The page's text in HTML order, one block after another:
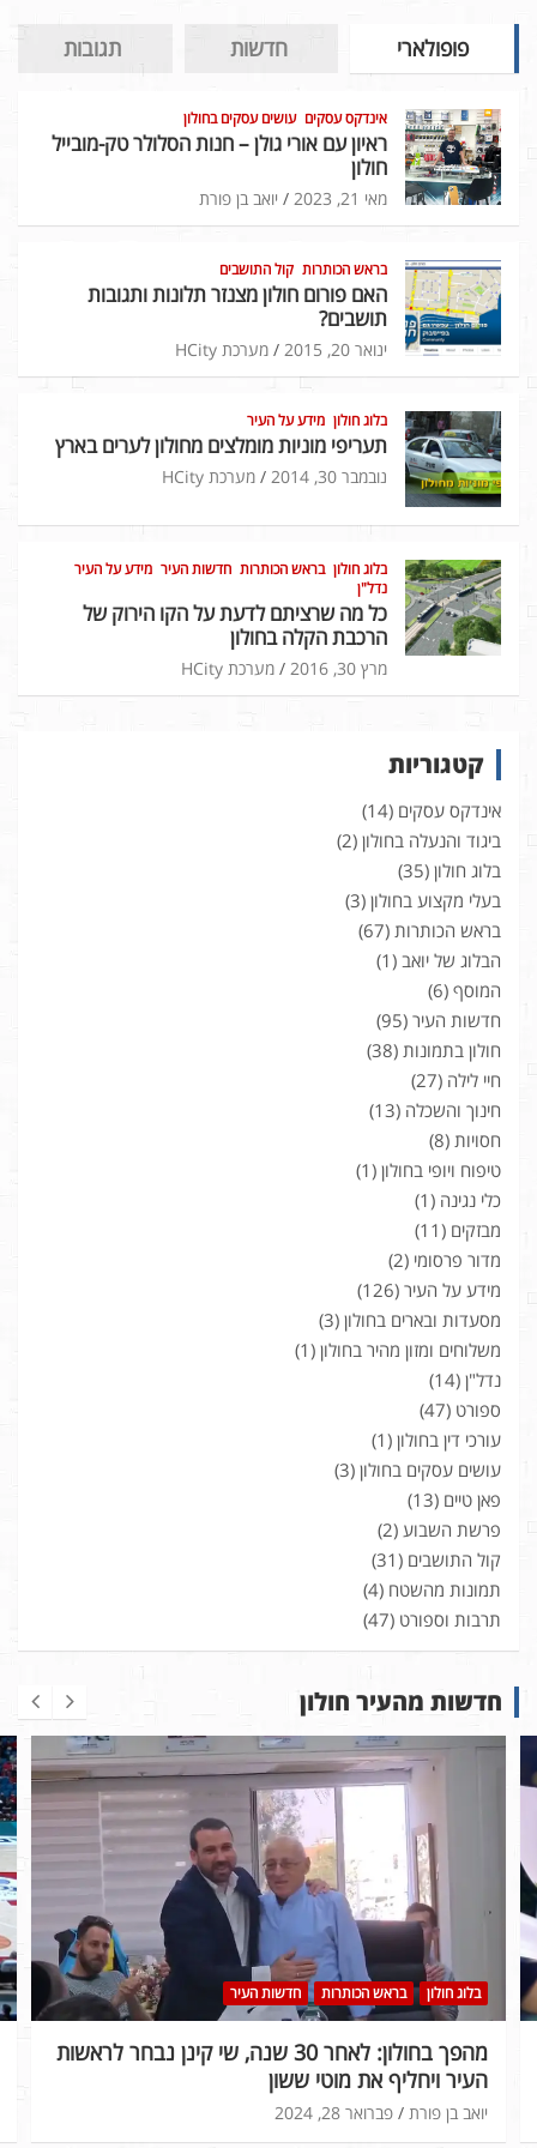
פופולארי חדשות תגובות
אינדקס עסקים עושים עסקים בחולון
ראיון עם אורי גולן – חנות הסלולר טק-מובייל
חולון
מאי 21, 2023 יואב בן פורת
בראש הכותרות קול התושבים
האם פורום חולון מצנזר תלונות ותגובות
תושבים?
ינואר 20, 2015 מערכת HCity
בלוג חולון מידע על העיר
תעריפי מוניות מומלצים מחולון לערים בארץ
נובמבר 30, 2014 מערכת HCity
בלוג חולון בראש הכותרות חדשות העיר מידע על העיר
נדל"ן
כל מה שרציתם לדעת על הקו הירוק של
הרכבת הקלה בחולון
מרץ 30, 2016 מערכת HCity
קטגוריות
אינדקס עסקים (14)
ביגוד והנעלה בחולון (2)
בלוג חולון (35)
בעלי מקצוע בחולון (3)
בראש הכותרות (67)
הבלוג של יואב (1)
המוסף (6)
חדשות העיר (95)
חולון בתמונות (38)
חיי לילה (27)
חינוך והשכלה (13)
חסויות (8)
טיפוח ויופי בחולון (1)
כלי נגינה (1)
מבזקים (11)
מדור פרסומי (2)
מידע על העיר (126)
מסעדות ובארים בחולון (3)
משלוחים ומזון מהיר בחולון (1)
נדל"ן (14)
ספורט (47)
עורכי דין בחולון (1)
עושים עסקים בחולון (3)
פאן טיים (13)
פרשת השבוע (2)
קול התושבים (31)
תמונות מהשטח (4)
תרבות וספורט (47)
חדשות מהעיר חולון
בלוג חולון בראש הכותרות חדשות העיר
מהפך בחולון: לאחר 30 שנה, שי קינן נבחר לראשות
העיר ויחליף את מוטי ששון
פברואר 28, 2024 יואב בן פורת